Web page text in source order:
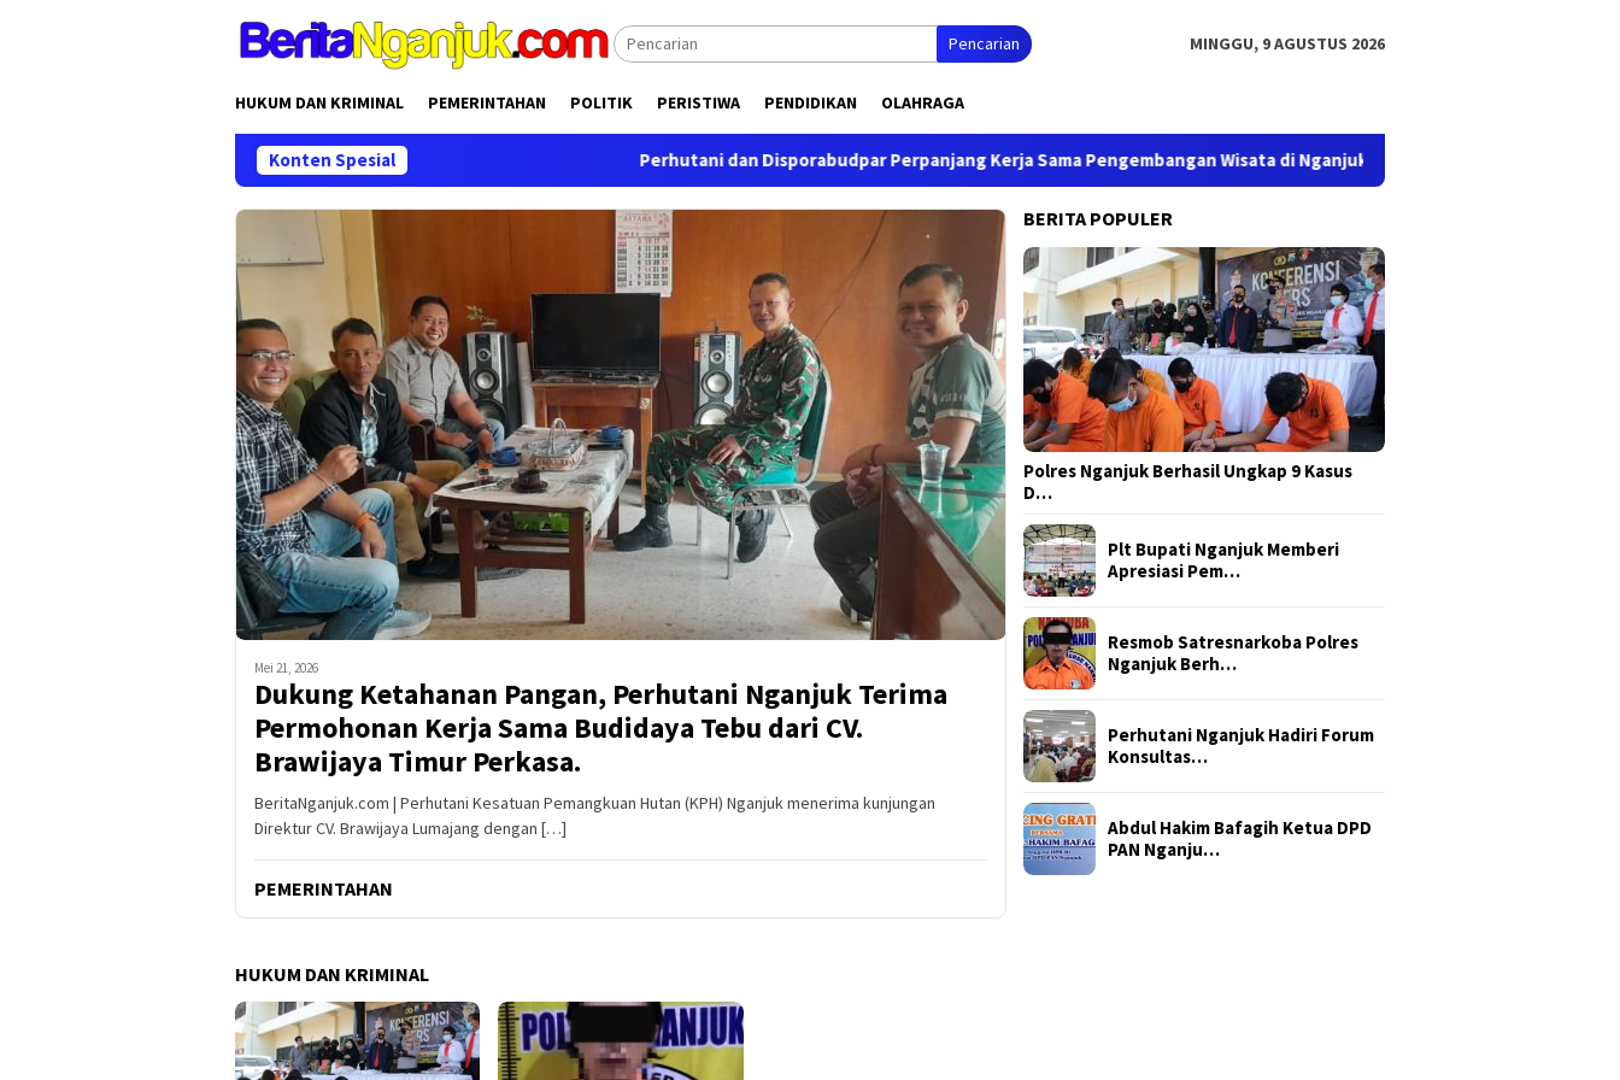
Pencarian MINGGU, 9 AGUSTUS 2026
HUKUM DAN KRIMINAL PEMERINTAHAN POLITIK PERISTIWA PENDIDIKAN OLAHRAGA
Konten Spesial Perhutani dan Disporabudpar Perpanjang Kerja Sama Pengembangan Wisata di Nganjuk
Mei 21, 2026
Dukung Ketahanan Pangan, Perhutani Nganjuk Terima
Permohonan Kerja Sama Budidaya Tebu dari CV.
Brawijaya Timur Perkasa.
BeritaNganjuk.com | Perhutani Kesatuan Pemangkuan Hutan (KPH) Nganjuk menerima kunjungan
Direktur CV. Brawijaya Lumajang dengan […]
PEMERINTAHAN
HUKUM DAN KRIMINAL
BERITA POPULER
Polres Nganjuk Berhasil Ungkap 9 Kasus
D…
Plt Bupati Nganjuk Memberi
Apresiasi Pem…
Resmob Satresnarkoba Polres
Nganjuk Berh…
Perhutani Nganjuk Hadiri Forum
Konsultas…
Abdul Hakim Bafagih Ketua DPD
PAN Nganju…